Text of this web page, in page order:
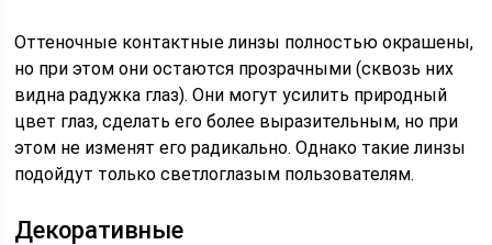
Оттеночные контактные линзы полностью окрашены,
но при этом они остаются прозрачными (сквозь них
видна радужка глаз). Они могут усилить природный
цвет глаз, сделать его более выразительным, но при
этом не изменят его радикально. Однако такие линзы
подойдут только светлоглазым пользователям.
Декоративные